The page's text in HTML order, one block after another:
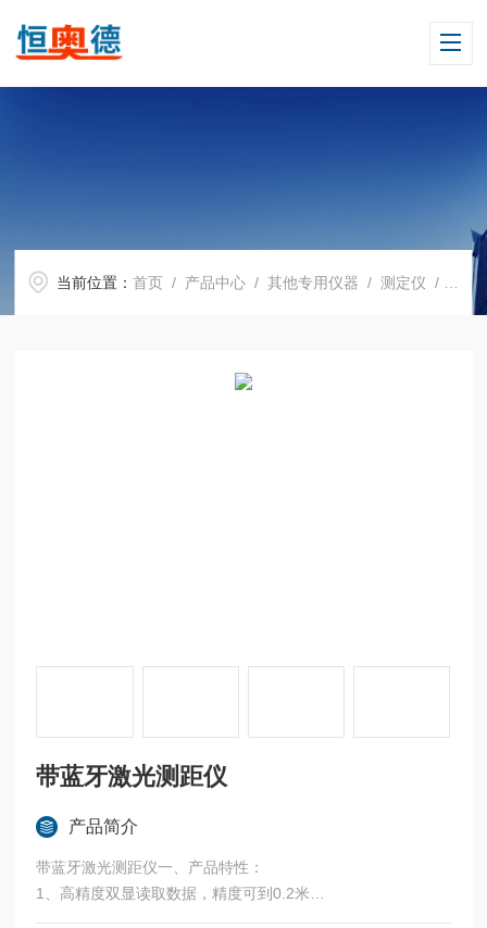
当前位置：首页 / 产品中心 /其他专用仪器 /测定仪 / HAD-2000B带蓝牙激光测距仪
带蓝牙激光测距仪
产品简介
带蓝牙激光测距仪一、产品特性：
1、高精度双显读取数据，精度可到0.2米
2、无测量盲区，带有测量振动提醒功能，远距离模式